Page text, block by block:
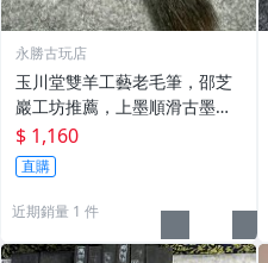
永勝古玩店
玉川堂雙羊工藝老毛筆，邵芝
巖工坊推薦，上墨順滑古墨專
用 老墨 冬青 老筆
$ 1,160
直購
近期銷量 1 件